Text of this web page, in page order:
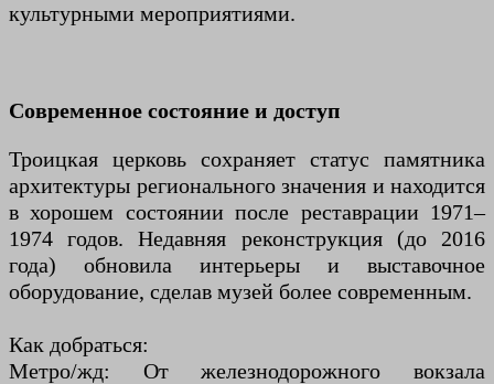
культурными мероприятиями.
Современное состояние и доступ
Троицкая церковь сохраняет статус памятника
архитектуры регионального значения и находится
в хорошем состоянии после реставрации 1971–
1974 годов. Недавняя реконструкция (до 2016
года) обновила интерьеры и выставочное
оборудование, сделав музей более современным.
Как добраться:
Метро/жд: От железнодорожного вокзала